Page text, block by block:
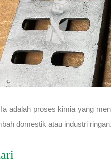
adalah proses kimia yang
domestik atau industri ringan.